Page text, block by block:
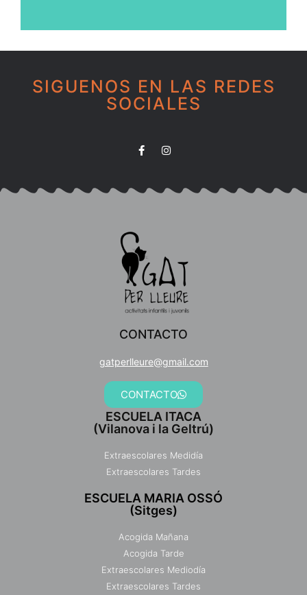
SIGUENOS EN LAS REDES
SOCIALES
CONTACTO
gatperlleure@gmail.com
CONTACTO
ESCUELA ITACA
(Vilanova i la Geltrú)
Extraescolares Medidía
Extraescolares Tardes
ESCUELA MARIA OSSÓ
(Sitges)
Acogida Mañana
Acogida Tarde
Extraescolares Mediodía
Extraescolares Tardes